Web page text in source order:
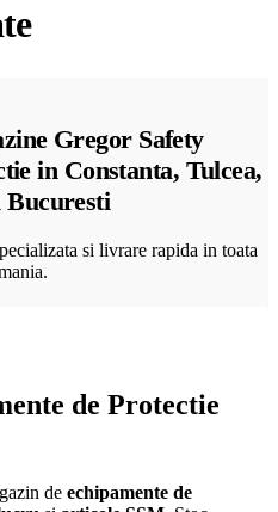
Gregor Safety
in Constanta, Tulcea,
si livrare rapida in toata
de Protectie
deechipamente de